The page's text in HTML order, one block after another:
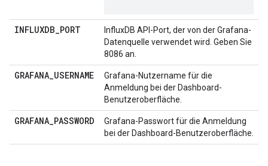
INFLUXDB_PORT
InfluxDB API-Port, der von der Grafana-
Datenquelle verwendet wird. Geben Sie
8086 an.
GRAFANA_USERNAME
Grafana-Nutzername für die
Anmeldung bei der Dashboard-
Benutzeroberfläche.
GRAFANA_PASSWORD
Grafana-Passwort für die Anmeldung
bei der Dashboard-Benutzeroberfläche.